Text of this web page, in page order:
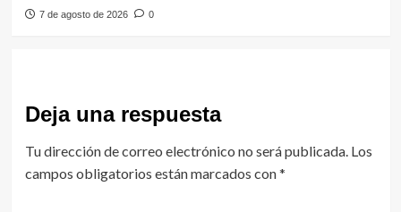
7 de agosto de 2026 0
Deja una respuesta
Tu dirección de correo electrónico no será publicada. Los
campos obligatorios están marcados con*